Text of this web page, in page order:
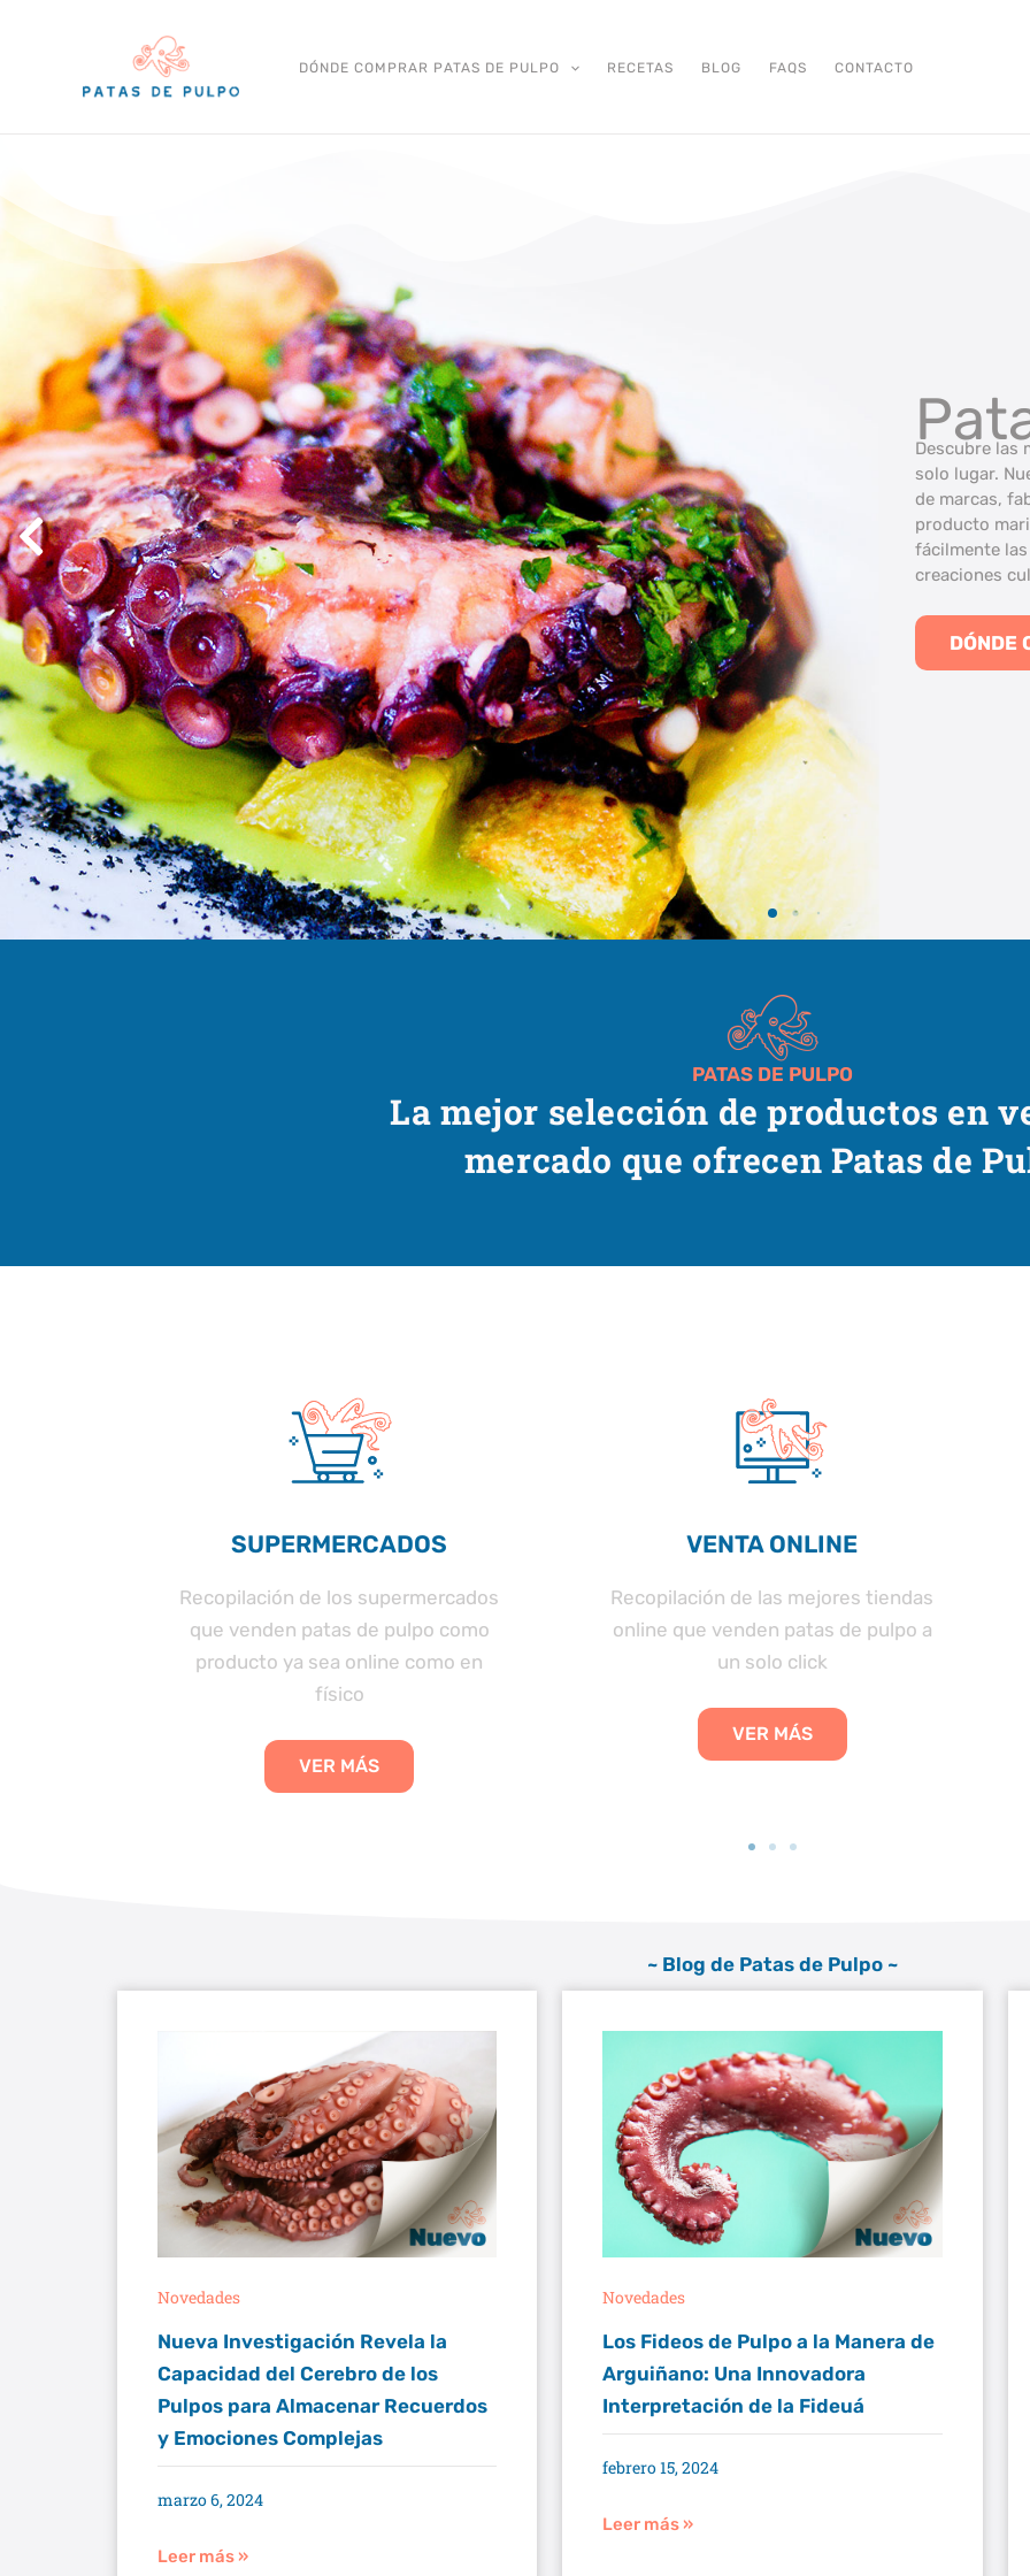
contenido
DÓNDE COMPRAR PATAS DE PULPO RECETAS BLOG FAQS CONTACTO
Descubre las
solo lugar.
de marcas,
producto
fácilmente
creaciones
DÓNDE
PATAS DE PULPO
La mejor selección de productos en
mercado que ofrecen Patas de
SUPERMERCADOS
Recopilación de los supermercados
que venden patas de pulpo como
producto ya sea online como en
físico
VER MÁS
VENTA ONLINE
Recopilación de las mejores tiendas
online que venden patas de pulpo a
un solo click
VER MÁS
~ Blog de Patas de Pulpo ~
Novedades
Nueva Investigación Revela la
Capacidad del Cerebro de los
Pulpos para Almacenar Recuerdos
y Emociones Complejas
marzo 6, 2024
Leer más »
Novedades
Los Fideos de Pulpo a la Manera de
Arguiñano: Una Innovadora
Interpretación de la Fideuá
febrero 15, 2024
Leer más »